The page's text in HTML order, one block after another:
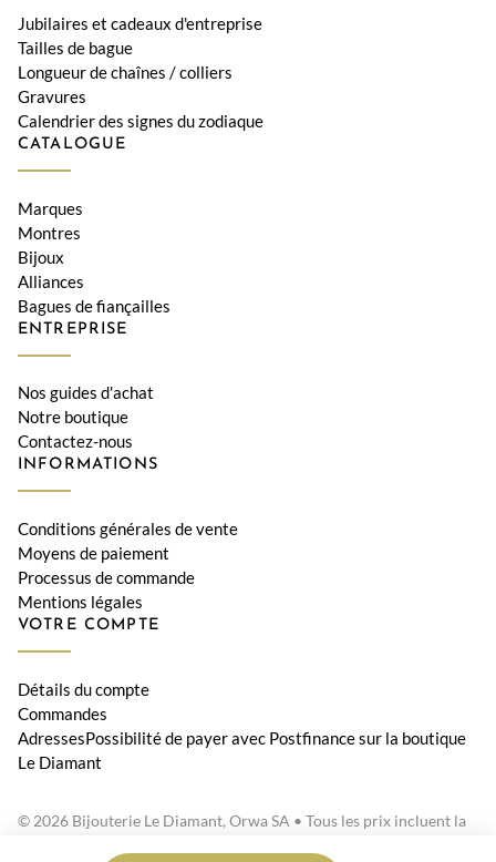
Jubilaires et cadeaux d'entreprise
Tailles de bague
Longueur de chaînes / colliers
Gravures
Calendrier des signes du zodiaque
CATALOGUE
Marques
Montres
Bijoux
Alliances
Bagues de fiançailles
ENTREPRISE
Nos guides d'achat
Notre boutique
Contactez-nous
INFORMATIONS
Conditions générales de vente
Moyens de paiement
Processus de commande
Mentions légales
VOTRE COMPTE
Détails du compte
Commandes
AdressesPossibilité de payer avec Postfinance sur la boutique
Le Diamant
© 2026 Bijouterie Le Diamant, Orwa SA • Tous les prix incluent la